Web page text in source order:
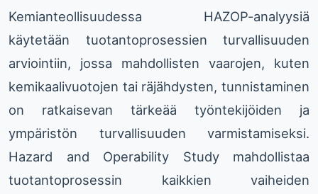
Kemianteollisuudessa HAZOP-analyysiä
käytetään tuotantoprosessien turvallisuuden
arviointiin, jossa mahdollisten vaarojen, kuten
kemikaalivuotojen tai räjähdysten, tunnistaminen
on ratkaisevan tärkeää työntekijöiden ja
ympäristön turvallisuuden varmistamiseksi.
Hazard and Operability Study mahdollistaa
tuotantoprosessin kaikkien vaiheiden